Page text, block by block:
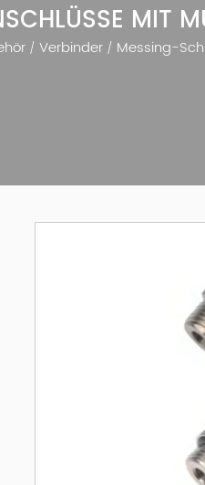
MIT
/ Verbinder / Messing-